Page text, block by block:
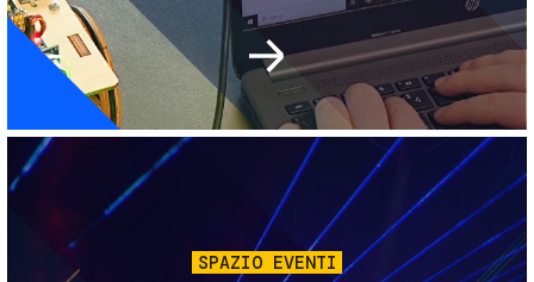
Immagine
SPAZIO EVENTI